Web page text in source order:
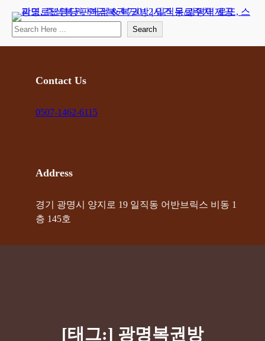
로
Search Search
Contact Us
0507-1462-6115
Address
경기 광명시 양지로 19 일직동 어반브릭스 비동 1
층 145호
[태그:] 광명복권방